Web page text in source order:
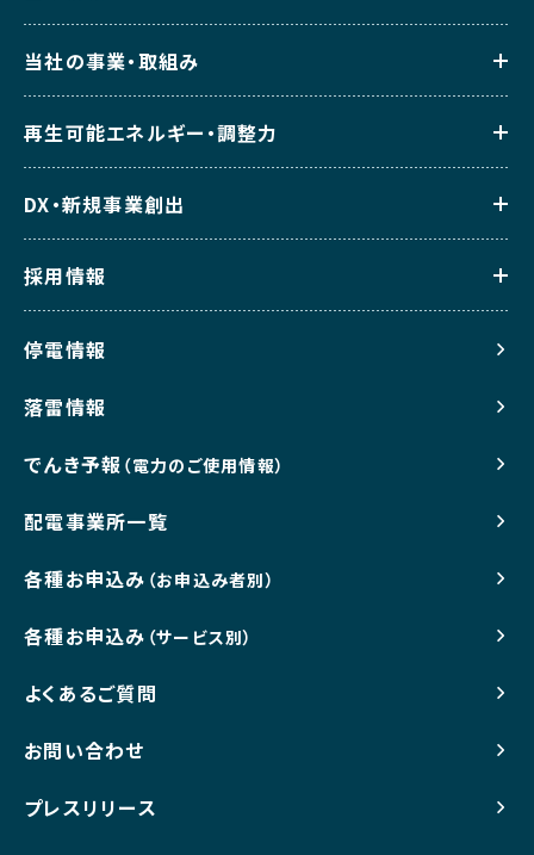
当社の事業・取組み
再生可能エネルギー・調整力
DX・新規事業創出
採用情報
停電情報
落雷情報
でんき予報 （電力のご使用情報）
配電事業所一覧
各種お申込み （お申込み者別）
各種お申込み （サービス別）
よくあるご質問
お問い合わせ
プレスリリース